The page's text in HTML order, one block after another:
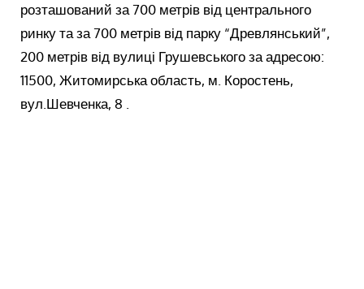
розташований за 700 метрів від центрального
ринку та за 700 метрів від парку “Древлянський”,
200 метрів від вулиці Грушевського за адресою:
11500, Житомирська область, м. Коростень,
вул.Шевченка, 8 .